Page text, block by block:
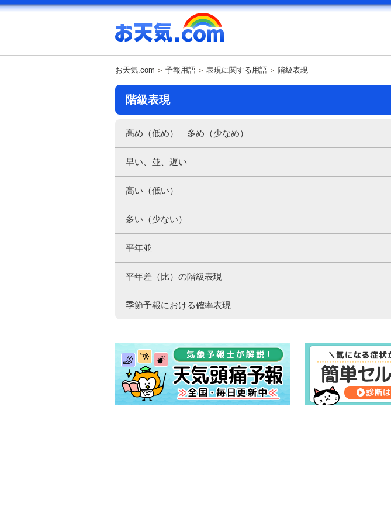
お天気.com 予報用語 表現に関する用語 階級表現
階級表現
高め（低め） 多め（少なめ）
早い、並、遅い
高い（低い）
多い（少ない）
平年並
平年差（比）の階級表現
季節予報における確率表現